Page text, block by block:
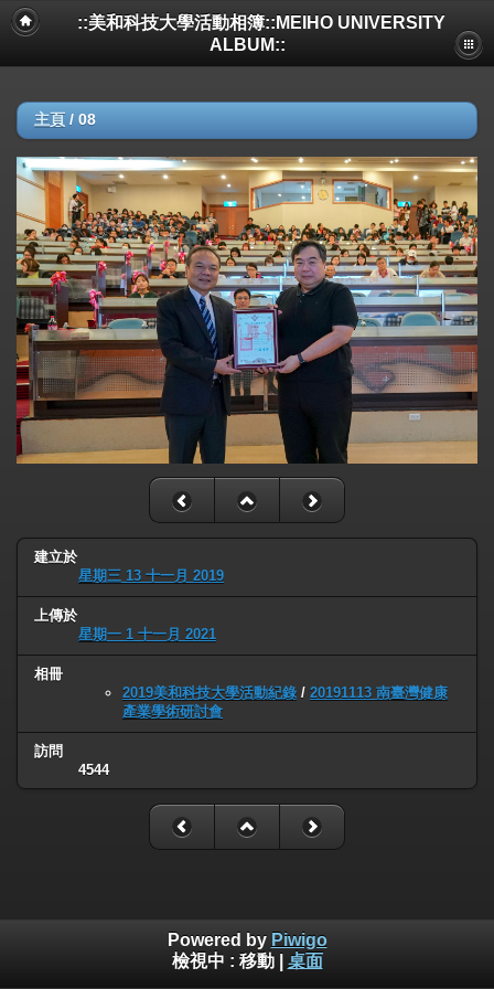
::美和科技大學活動相簿::MEIHO UNIVERSITY
ALBUM::
主頁 / 08
建立於
星期三 13 十一月 2019
上傳於
星期一 1 十一月 2021
相冊
2019美和科技大學活動紀錄 / 20191113 南臺灣健康
產業學術研討會
訪問
4544
Powered by Piwigo
檢視中 : 移動| 桌面